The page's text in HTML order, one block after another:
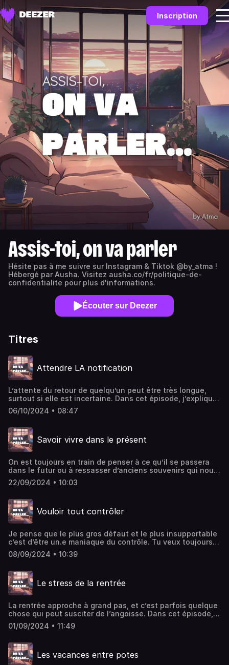
Inscription
Assis-toi, on va parler
Hésite pas à me suivre sur Instagram & Tiktok @by_atma !
Hébergé par Ausha. Visitez ausha.co/fr/politique-de-
confidentialite pour plus d'informations.
Écouter sur Deezer
Titres
Attendre LA notification
L’attente du retour de quelqu’un peut être très longue,
surtout si elle est incertaine. Dans cet épisode, j’explique
comment laisser tomber cet espoir qui peut mener à de la
toxicité. Hébergé par Ausha. Visitez ausha.co/politique-
06/10/2024 • 08:47
Savoir vivre dans le présent
On est toujours en train de penser à ce qu’il se passera
dans le futur ou à ressasser d’anciens souvenirs qui nous
rendant nostalgiques, mais en réalité pourquoi on ne vit
pas dans le présent ? Hébergé par Ausha. Visitez
d'informations.
22/09/2024 • 10:03
Vouloir tout contrôler
Je pense que le plus gros défaut et le plus insupportable
c’est d’être un.e maniaque du contrôle. Tu veux toujours
tout contrôler malgré toi, et dans cet épisode je te
partage quelques conseils pour arrêter !!Hébergé par
plus d'informations.
08/09/2024 • 10:39
Le stress de la rentrée
La rentrée approche à grand pas, et c’est parfois quelque
chose qui peut susciter de l’angoisse. Dans cet épisode,
je te donne mes conseils pour éviter le stress que ça peut
engendrer 🫶Hébergé par Ausha. Visitez
d'informations.
01/09/2024 • 11:49
Les vacances entre potes